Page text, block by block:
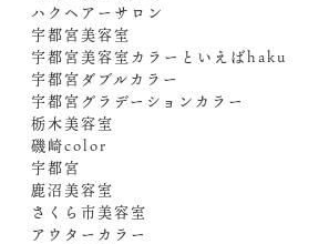
ハクヘアーサロン
宇都宮美容室
宇都宮美容室カラーといえばhaku
宇都宮ダブルカラー
宇都宮グラデーションカラー
栃木美容室
磯崎color
宇都宮
鹿沼美容室
さくら市美容室
アウターカラー